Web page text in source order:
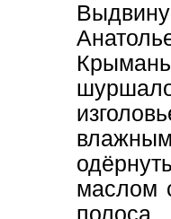
влажным
маслом